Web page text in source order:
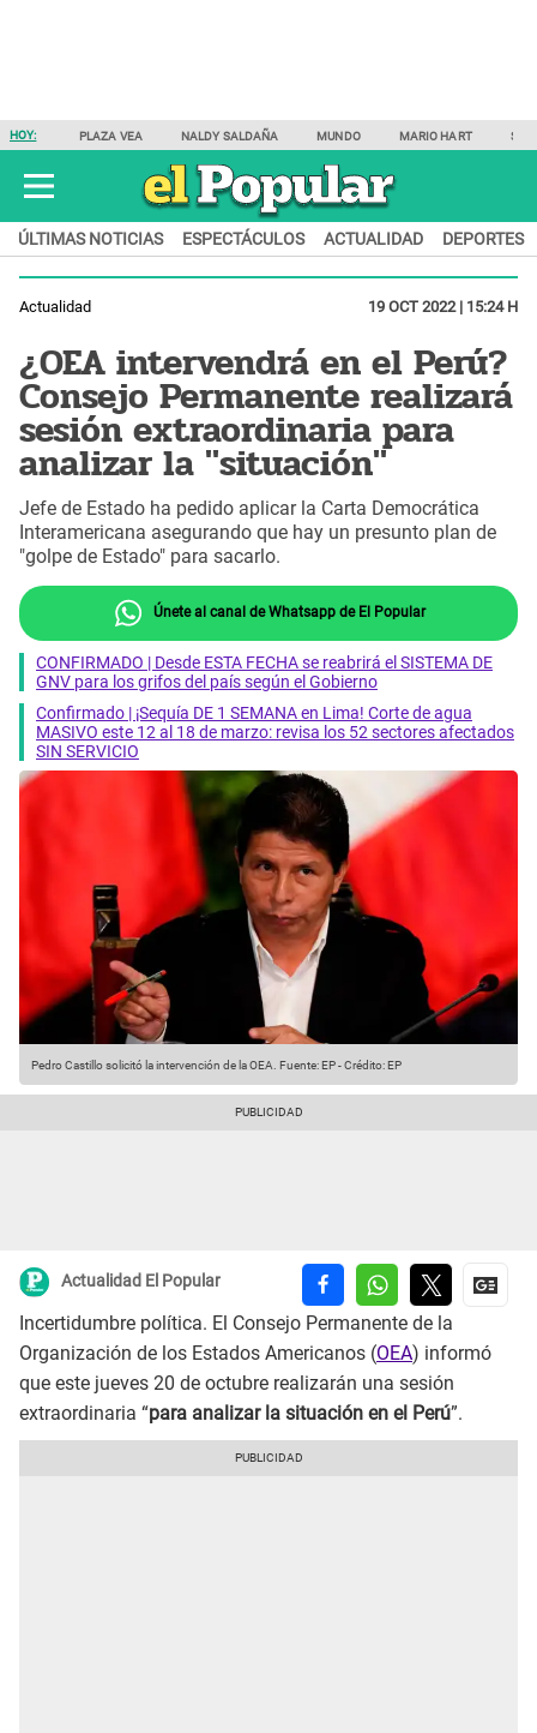
HOY: PLAZA VEA NALDY SALDAÑA MUNDO MARIO HART
ÚLTIMAS NOTICIAS ESPECTÁCULOS ACTUALIDAD DEPORTES
Actualidad 19 OCT 2022 | 15:24 H
¿OEA intervendrá en el Perú?
Consejo Permanente realizará
sesión extraordinaria para
analizar la "situación"
Jefe de Estado ha pedido aplicar la Carta Democrática
Interamericana asegurando que hay un presunto plan de
"golpe de Estado" para sacarlo.
Únete al canal de Whatsapp de El Popular
CONFIRMADO | Desde ESTA FECHA se reabrirá el SISTEMA DE
GNV para los grifos del país según el Gobierno
Confirmado | ¡Sequía DE 1 SEMANA en Lima! Corte de agua
MASIVO este 12 al 18 de marzo: revisa los 52 sectores afectados
SIN SERVICIO
Pedro Castillo solicitó la intervención de la OEA. Fuente: EP-Crédito: EP
Actualidad El Popular
Incertidumbre política. El Consejo Permanente de la
Organización de los Estados Americanos (OEA) informó
que este jueves 20 de octubre realizarán una sesión
extraordinaria “para analizar la situación en el Perú”.